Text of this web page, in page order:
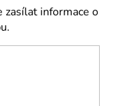
zasílat informace o